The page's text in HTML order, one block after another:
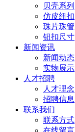
贝壳系列
仿皮纽扣
珠片珠管
钮扣尺寸
新闻资讯
新闻动态
实物展示
人才招聘
人才理念
招聘信息
联系我们
联系方式
在线留言